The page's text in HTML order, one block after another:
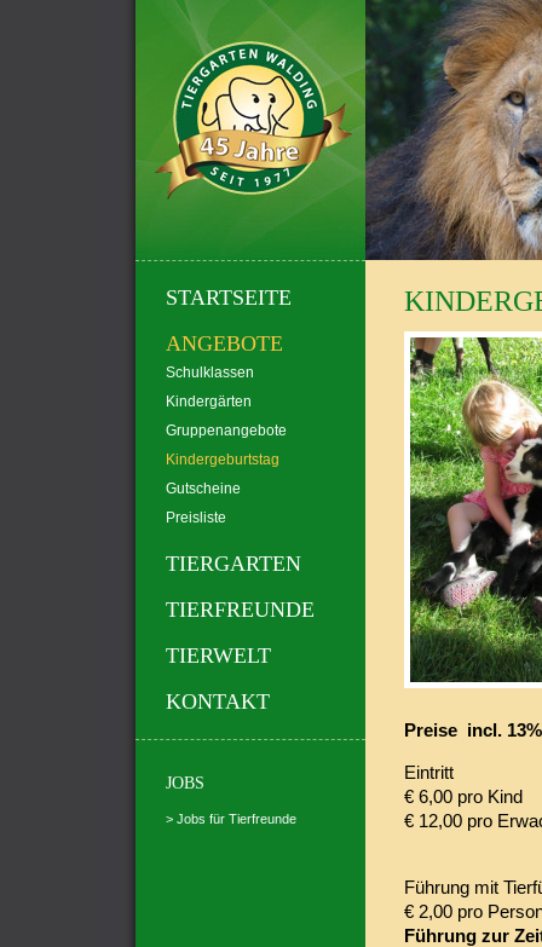
STARTSEITE
ANGEBOTE
Schulklassen
Kindergärten
Gruppenangebote
Kindergeburtstag
Gutscheine
Preisliste
TIERGARTEN
TIERFREUNDE
TIERWELT
KONTAKT
JOBS
> Jobs für Tierfreunde
Preise incl.
Eintritt
€ 6,00 pro Kind
€ 12,00 pro
Führung mit
€ 2,00 pro
Führung zur